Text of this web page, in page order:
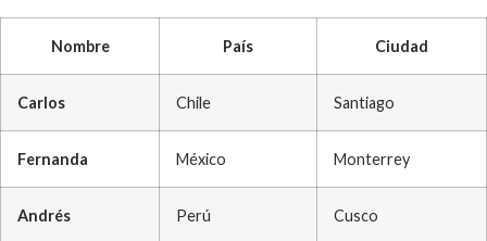
Nombre País Ciudad
Carlos Chile Santiago
Fernanda México Monterrey
Andrés Perú Cusco